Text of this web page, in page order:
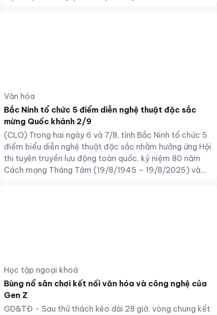
Văn hóa
Bắc Ninh tổ chức 5 điểm diễn nghệ thuật đặc sắc
mừng Quốc khánh 2/9
(CLO) Trong hai ngày 6 và 7/8, tỉnh Bắc Ninh tổ chức 5
điểm biểu diễn nghệ thuật đặc sắc nhằm hưởng ứng Hội
thi tuyên truyền lưu động toàn quốc, kỷ niệm 80 năm
Cách mạng Tháng Tám (19/8/1945 – 19/8/2025) và
Học tập ngoại khoá
Bùng nổ sân chơi kết nối văn hóa và công nghệ của
Gen Z
GD&TĐ - Sau thử thách kéo dài 28 giờ, vòng chung kết